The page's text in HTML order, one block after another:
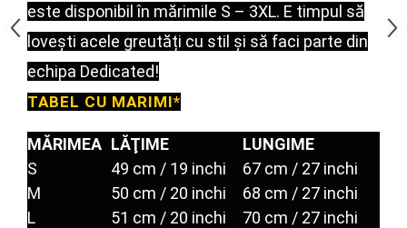
este disponibil în mărimile S – 3XL. E timpul să
lovești acele greutăți cu stil și să faci parte din
echipa Dedicated!
TABEL CU MARIMI*
MĂRIMEA LĂŢIME
LUNGIME
S
49 cm / 19 inchi
67 cm / 27 inchi
M
50 cm / 20 inchi
68 cm / 27 inchi
L
51 cm / 20 inchi
70 cm / 27 inchi